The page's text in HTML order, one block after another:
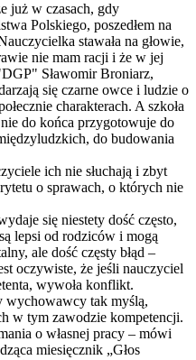
już w czasach, gdy
Polskiego, poszedłem na
stawała na głowie,
nie mam racji i że w jej
Sławomir Broniarz,
się czarne owce i ludzie o
charakterach. A szkoła
do końca przygotowuje do
do budowania
ich nie słuchają i zbyt
o sprawach, o których nie
się niestety dość często,
lepsi od rodziców i mogą
ale dość częsty błąd –
oczywiste, że jeśli nauczyciel
wywoła konflikt.
tak myślą,
w tym zawodzie kompetencji.
o własnej pracy – mówi
miesięcznik „Głos